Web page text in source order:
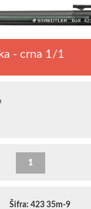
- crna 1/1
Šifra: 423 35m-9